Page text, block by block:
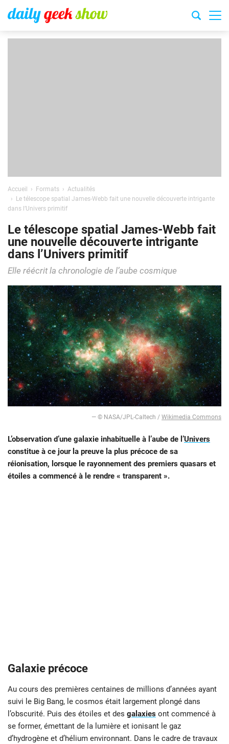
Accueil Formats
Actualités
Le télescope spatial James-Webb fait une nouvelle découverte intrigante
dans l’Univers primitif
Le télescope spatial James-Webb fait
une nouvelle découverte intrigante
dans l’Univers primitif
Elle réécrit la chronologie de l’aube cosmique
— © NASA/JPL-Caltech / Wikimedia Commons
L’observation d’une galaxie inhabituelle à l’aube de l’Univers
constitue à ce jour la preuve la plus précoce de sa
réionisation, lorsque le rayonnement des premiers quasars et
étoiles a commencé à le rendre « transparent ».
Galaxie précoce
Au cours des premières centaines de millions d’années ayant
suivi le Big Bang, le cosmos était largement plongé dans
l’obscurité. Puis des étoiles et des galaxies ont commencé à
se former, émettant de la lumière et ionisant le gaz
d’hydrogène et d’hélium environnant. Dans le cadre de travaux